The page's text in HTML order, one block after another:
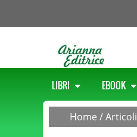
LIBRI EBOOK
Home /Articoli